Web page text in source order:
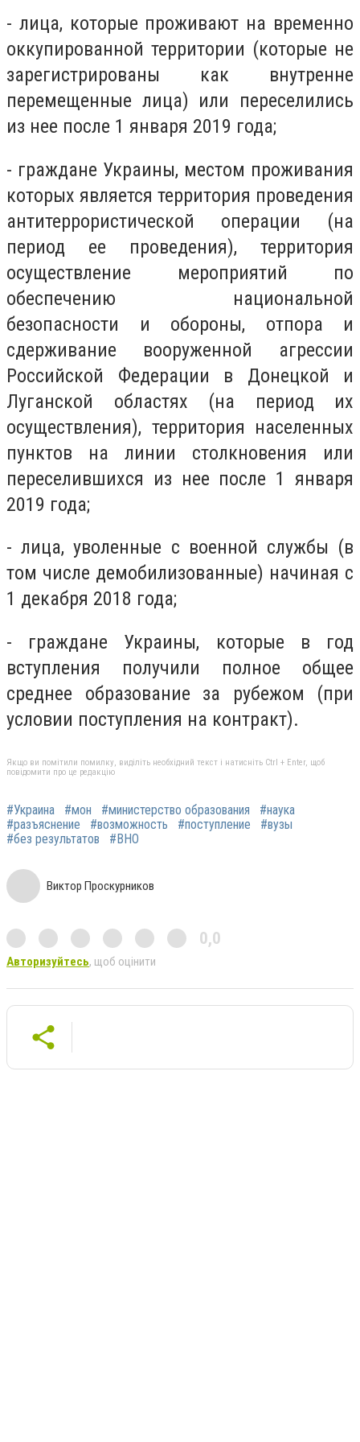
- лица, которые проживают на временно
оккупированной территории (которые не
зарегистрированы как внутренне
перемещенные лица) или переселились
из нее после 1 января 2019 года;
- граждане Украины, местом проживания
которых является территория проведения
антитеррористической операции (на
период ее проведения), территория
осуществление мероприятий по
обеспечению национальной
безопасности и обороны, отпора и
сдерживание вооруженной агрессии
Российской Федерации в Донецкой и
Луганской областях (на период их
осуществления), территория населенных
пунктов на линии столкновения или
переселившихся из нее после 1 января
2019 года;
- лица, уволенные с военной службы (в
том числе демобилизованные) начиная с
1 декабря 2018 года;
- граждане Украины, которые в год
вступления получили полное общее
среднее образование за рубежом (при
условии поступления на контракт).
Якщо ви помітили помилку, виділіть необхідний текст і натисніть Ctrl + Enter, щоб
повідомити про це редакцію
#Украина #мон #министерство образования
#наука
#разъяснение
#возможность #поступление
#вузы
#без результатов
#ВНО
Виктор Проскурников
0,0
Авторизуйтесь, щоб оцінити